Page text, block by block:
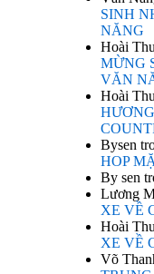
SINH
NĂNG
Hoài
MỪNG
VĂN
Hoài
Bysen
HOP
By sen
Lương
XE VỀ
Hoài
XE VỀ
Võ